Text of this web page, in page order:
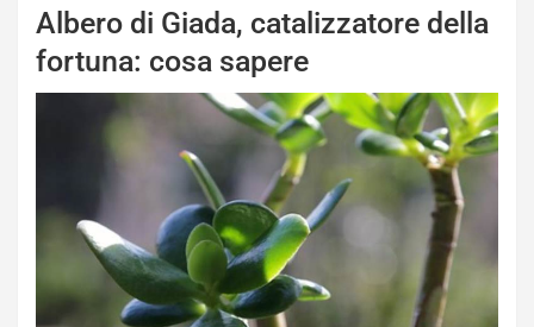
Albero di Giada, catalizzatore della
fortuna: cosa sapere